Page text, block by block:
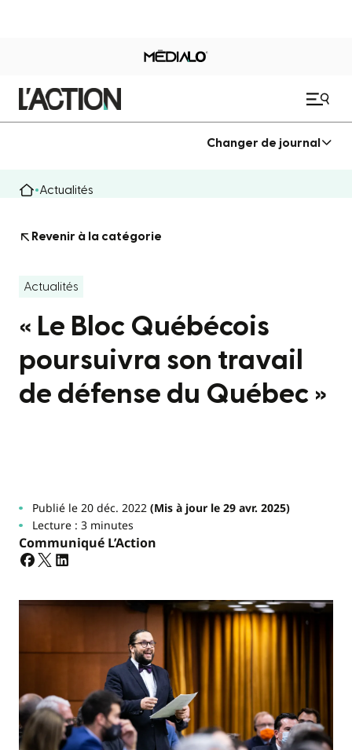
Changer de journal
Actualités
Revenir à la catégorie
Actualités
« Le Bloc Québécois
poursuivra son travail
de défense du Québec »
Publié le 20 déc. 2022(Mis à jour le 29 avr. 2025)
Lecture : 3 minutes
Communiqué L’Action